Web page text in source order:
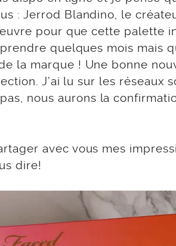
: Jerrod Blandino, le
pour que cette palette
quelques mois mais
la marque ! Une bonne
J’ai lu sur les réseaux
nous aurons la
avec vous mes
dire!